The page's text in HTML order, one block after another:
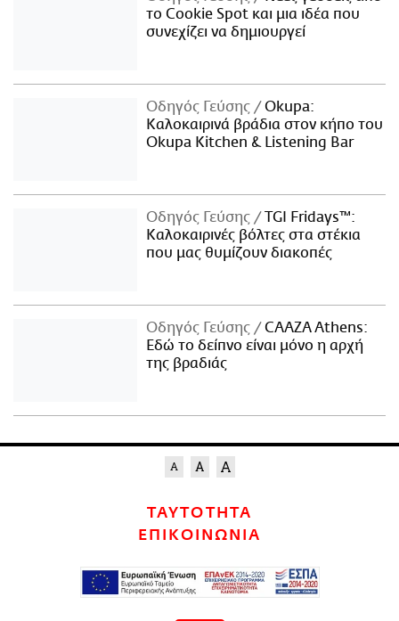
το Cookie Spot και μια ιδέα που
συνεχίζει να δημιουργεί
Οδηγός Γεύσης
Okupa:
Καλοκαιρινά βράδια στον κήπο του
Okupa Kitchen & Listening Bar
Οδηγός Γεύσης
TGI Fridays™:
Kαλοκαιρινές βόλτες στα στέκια
που μας θυμίζουν διακοπές
Οδηγός Γεύσης
CAAZA Athens:
Εδώ το δείπνο είναι μόνο η αρχή
της βραδιάς
ΤΑΥΤΟΤΗΤΑ
ΕΠΙΚΟΙΝΩΝΙΑ